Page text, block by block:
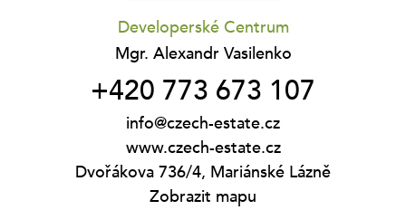
Developerské Centrum
Mgr. Alexandr Vasilenko
+420 773 673 107
info@czech-estate.cz
www.czech-estate.cz
Dvořákova 736/4, Mariánské Lázně
Zobrazit mapu